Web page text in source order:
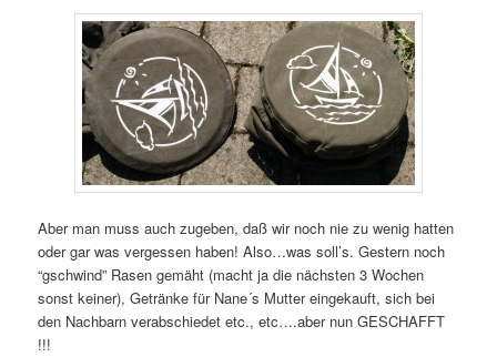
Aber man muss auch zugeben, daß wir noch nie zu wenig hatten
oder gar was vergessen haben! Also…was soll’s. Gestern noch
“gschwind” Rasen gemäht (macht ja die nächsten 3 Wochen
sonst keiner), Getränke für Nane´s Mutter eingekauft, sich bei
den Nachbarn verabschiedet etc., etc….aber nun GESCHAFFT
!!!